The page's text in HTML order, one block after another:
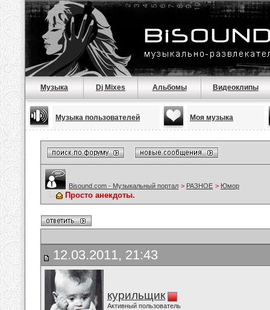
Музыка Dj Mixes Альбомы Видеоклипы
Музыка пользователей Моя музыка
Bisound.com - Музыкальный портал > РАЗНОЕ > Юмор
Просто анекдоты.
12.03.2011, 21:43
курильщик
Активный пользователь